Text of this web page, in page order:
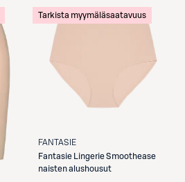
Tarkista myymäläsaatavuus
FANTASIE
Fantasie
Lingerie Smoothease
naisten alushousut